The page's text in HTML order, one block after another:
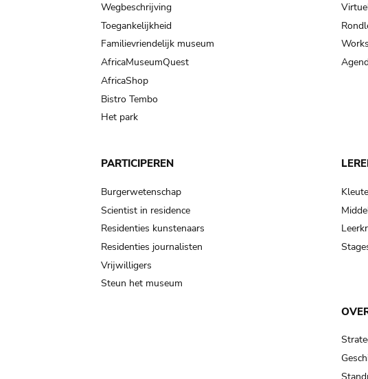
Wegbeschrijving
Toegankelijkheid
Familievriendelijk museum
AfricaMuseumQuest
AfricaShop
Bistro Tembo
Het park
PARTICIPEREN
Burgerwetenschap
Scientist in residence
Residenties kunstenaars
Residenties journalisten
Vrijwilligers
Steun het museum